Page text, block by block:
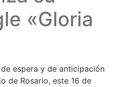
«Gloria
espera y de anticipación
de Rosario, este 16 de